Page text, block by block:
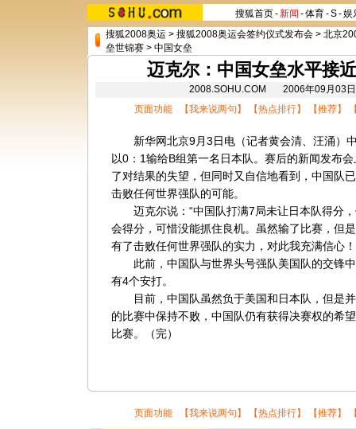
搜狐首页-新闻 -体育-S-娱
搜狐2008奥运 > 搜狐2008奥运会签约仪式发布会 > 北京
垒世锦赛 > 中国女垒
迈克尔：中国女垒水平接
2008.SOHU.COM 2006年09月03
页面功能 【我来说两句 】 【热点排行】 【推荐】
新华网北京9月3日电（记者黄会清、汪涌）
以0：1输给B组第一名日本队。赛后的新闻发布
了对结果的失望，但同时又自信地看到，中国队
击败任何世界强队的可能。
迈克尔说：“中国队打满7局未让日本队得分，
会得分，可惜没能抓住良机。虽然输了比赛，但
有了击败任何世界强队的实力，对此我充满信心！
此前，中国队与世界头号强队美国队的交锋中
有4个安打。
目前，中国队虽然负于美国和日本队，但是并
的比赛中保持不败，中国队仍有获得决赛权的希
比赛。（完）
页面功能 【我来说两句 】 【热点排行】 【推荐】